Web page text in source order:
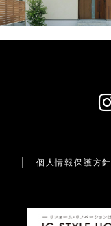
個人情報保護方針